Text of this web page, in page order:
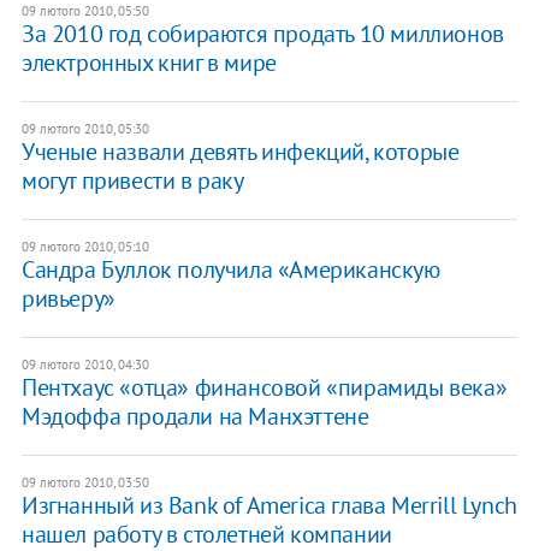
09 лютого 2010, 05:50
За 2010 год собираются продать 10 миллионов
электронных книг в мире
09 лютого 2010, 05:30
Ученые назвали девять инфекций, которые
могут привести в раку
09 лютого 2010, 05:10
Сандра Буллок получила «Американскую
ривьеру»
09 лютого 2010, 04:30
Пентхаус «отца» финансовой «пирамиды века»
Мэдоффа продали на Манхэттене
09 лютого 2010, 03:50
Изгнанный из Bank of America глава Merrill Lynch
нашел работу в столетней компании